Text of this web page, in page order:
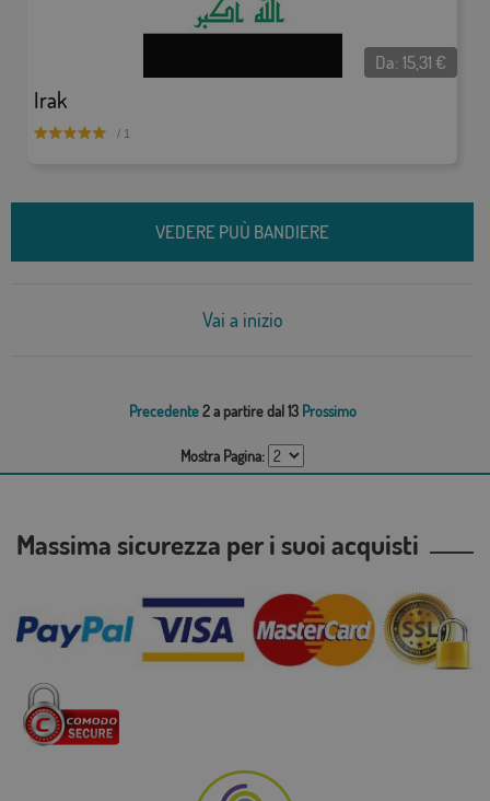
Irak
Da:15,31 €
/ 1
VEDERE PUÙ BANDIERE
Vai a inizio
Precedente 2 a partire dal 13 Prossimo
Mostra Pagina:
Massima sicurezza per i suoi acquisti